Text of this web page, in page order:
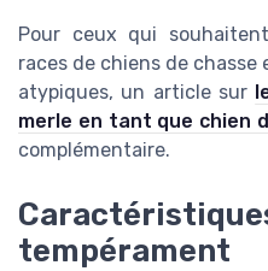
Pour ceux qui
races de chiens de chasse
atypiques, un article sur
merle en tant que chien
complémentaire.
tempérament